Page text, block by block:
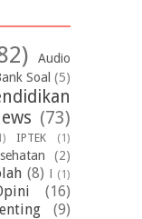
Audio
Soal (5)
(73)
IPTEK (1)
(2)
(8) l (1)
(16)
(9)